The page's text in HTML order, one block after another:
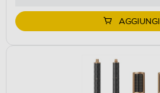
AGGIUNGI